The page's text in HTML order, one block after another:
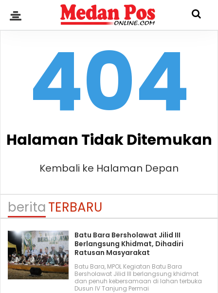
404
Halaman Tidak Ditemukan
Kembali ke Halaman Depan
beritaTERBARU
Batu Bara Bersholawat Jilid III
Berlangsung Khidmat, Dihadiri
Ratusan Masyarakat
Batu Bara, MPOL Kegiatan Batu Bara
Bersholawat Jilid III berlangsung khidmat
dan penuh kebersamaan di lahan terbuka
Dusun IV Tanjung Permai